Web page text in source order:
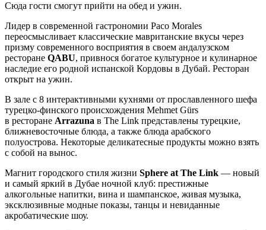
Сюда гости смогут прийти на обед и ужин.
Лидер в современной гастрономии Paco Morales
переосмысливает классические мавританские вкусы через
призму современного восприятия в своем андалузском
ресторане QABU, привнося богатое культурное и кулинарное
наследие его родной испанской Кордовы в Дубай. Ресторан
открыт на ужин.
В зале с 8 интерактивными кухнями от прославленного шефа
турецко-финского происхождения Mehmet Gürs
в ресторане Arrazuna в The Link представлены турецкие,
ближневосточные блюда, а также блюда арабского
полуострова. Некоторые деликатесные продукты можно взять
с собой на вынос.
Магнит городского стиля жизни Sphere at The Link — новый
и самый яркий в Дубае ночной клуб: престижные
алкогольные напитки, вина и шампанское, живая музыка,
эксклюзивные модные показы, танцы и невиданные
акробатические шоу.